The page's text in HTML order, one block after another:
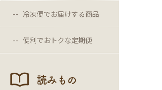
冷凍便でお届けする商品
便利でおトクな定期便
読みもの